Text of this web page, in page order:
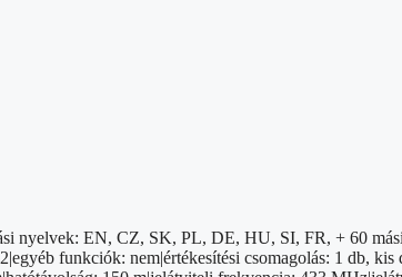
nyelvek: EN, CZ, SK, PL, DE, HU, SI, FR, + 60
funkciók: nem|értékesítési csomagolás: 1 db,